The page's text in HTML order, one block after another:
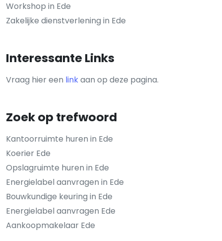
Workshop in Ede
Zakelijke dienstverlening in Ede
Interessante Links
Vraag hier een linkaan op deze pagina.
Zoek op trefwoord
Kantoorruimte huren in Ede
Koerier Ede
Opslagruimte huren in Ede
Energielabel aanvragen in Ede
Bouwkundige keuring in Ede
Energielabel aanvragen Ede
Aankoopmakelaar Ede